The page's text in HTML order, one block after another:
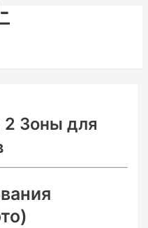
2 Зоны для